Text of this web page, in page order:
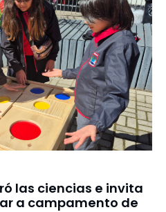
las ciencias e invita
a campamento de